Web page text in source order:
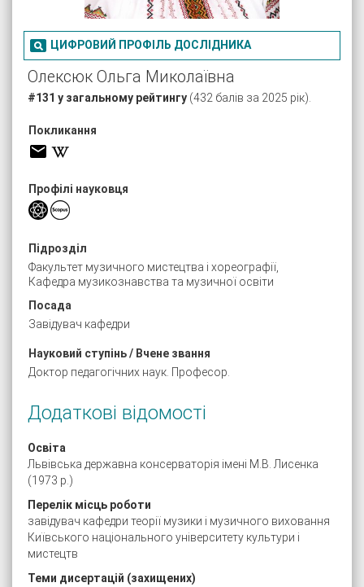
 ЦИФРОВИЙ ПРОФІЛЬ ДОСЛІДНИКА
Олексюк Ольга Миколаївна
#131 у загальному рейтингу (432 балів за 2025 рік).
Покликання
Профілі науковця
Підрозділ
Факультет музичного мистецтва і хореографії,
Кафедра музикознавства та музичної освіти
Посада
Завідувач кафедри
Науковий ступінь / Вчене звання
Доктор педагогічних наук. Професор.
Додаткові відомості
Освіта
Львівська державна консерваторія імені М.В. Лисенка
(1973 р.)
Перелік місць роботи
завідувач кафедри теорії музики і музичного виховання
Київського національного університету культури і
мистецтв
Теми дисертацій (захищених)